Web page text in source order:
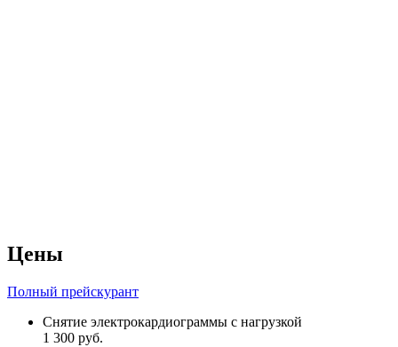
Цены
Полный прейскурант
Снятие электрокардиограммы с нагрузкой
1 300 руб.